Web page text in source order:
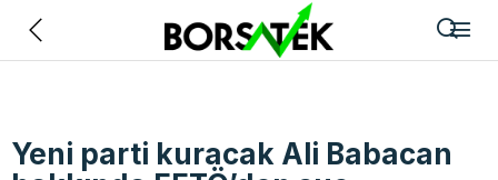
Yeni parti kuracak Ali Babacan